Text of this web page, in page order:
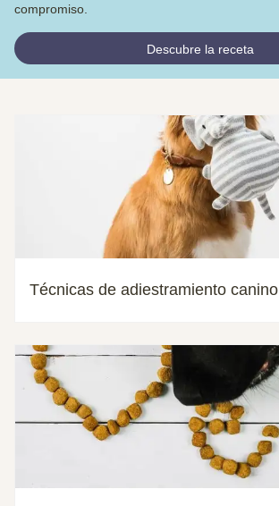
compromiso.
Descubre la receta
Técnicas de adiestramiento canino